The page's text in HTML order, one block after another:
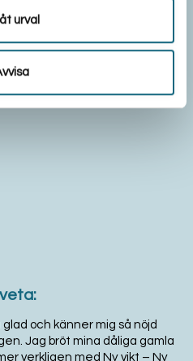
urval
glad och känner mig så nöjd
Jag bröt mina dåliga gamla
verkligen med Ny vikt – Ny